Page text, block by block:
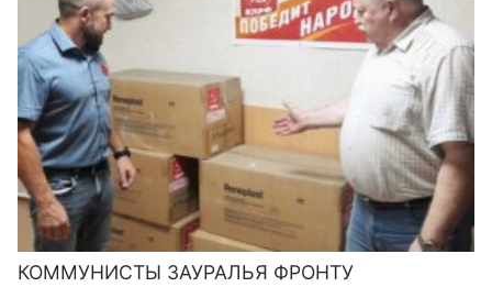
КОММУНИСТЫ ЗАУРАЛЬЯ ФРОНТУ